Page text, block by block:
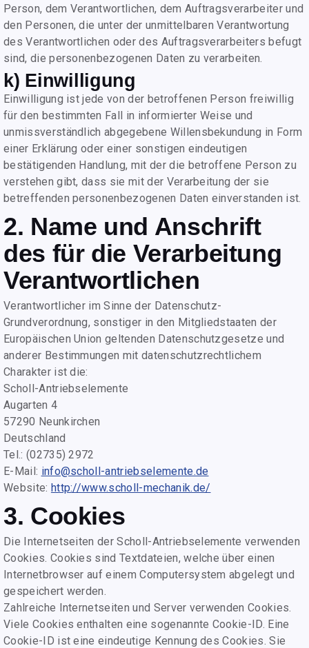
Person, dem Verantwortlichen, dem Auftragsverarbeiter und
den Personen, die unter der unmittelbaren Verantwortung
des Verantwortlichen oder des Auftragsverarbeiters befugt
sind, die personenbezogenen Daten zu verarbeiten.
k) Einwilligung
Einwilligung ist jede von der betroffenen Person freiwillig
für den bestimmten Fall in informierter Weise und
unmissverständlich abgegebene Willensbekundung in Form
einer Erklärung oder einer sonstigen eindeutigen
bestätigenden Handlung, mit der die betroffene Person zu
verstehen gibt, dass sie mit der Verarbeitung der sie
betreffenden personenbezogenen Daten einverstanden ist.
2. Name und Anschrift
des für die Verarbeitung
Verantwortlichen
Verantwortlicher im Sinne der Datenschutz-
Grundverordnung, sonstiger in den Mitgliedstaaten der
Europäischen Union geltenden Datenschutzgesetze und
anderer Bestimmungen mit datenschutzrechtlichem
Charakter ist die:
Scholl-Antriebselemente
Augarten 4
57290 Neunkirchen
Deutschland
Tel.: (02735) 2972
E-Mail: info@scholl-antriebselemente.de
Website: http://www.scholl-mechanik.de/
3. Cookies
Die Internetseiten der Scholl-Antriebselemente verwenden
Cookies. Cookies sind Textdateien, welche über einen
Internetbrowser auf einem Computersystem abgelegt und
gespeichert werden.
Zahlreiche Internetseiten und Server verwenden Cookies.
Viele Cookies enthalten eine sogenannte Cookie-ID. Eine
Cookie-ID ist eine eindeutige Kennung des Cookies. Sie